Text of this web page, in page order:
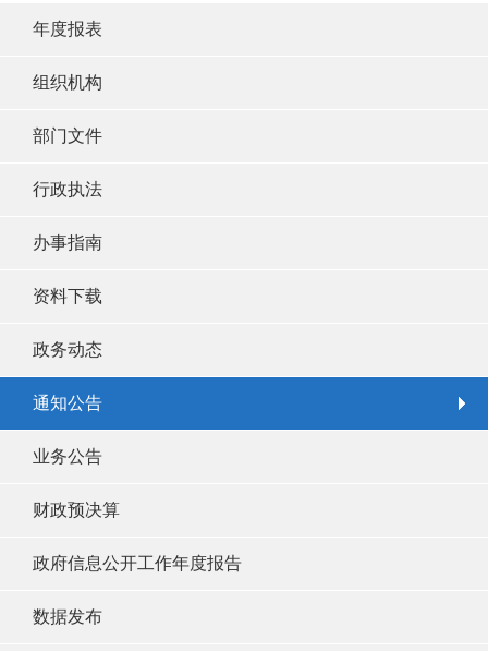
年度报表
组织机构
部门文件
行政执法
办事指南
资料下载
政务动态
通知公告
业务公告
财政预决算
政府信息公开工作年度报告
数据发布